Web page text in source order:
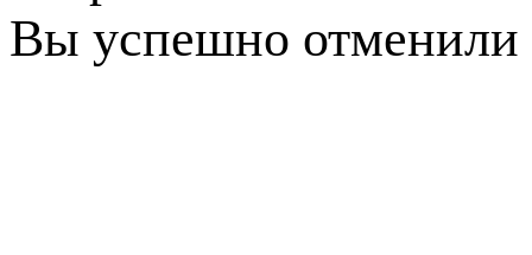
Вы успешно отменили